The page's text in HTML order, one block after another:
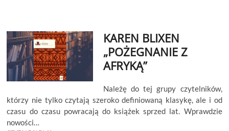
O
SUSAN
SONTAG”
KAREN BLIXEN
„POŻEGNANIE Z
AFRYKĄ”
Należę do tej grupy czytelników,
którzy nie tylko czytają szeroko definiowaną klasykę, ale i od
czasu do czasu powracają do książek sprzed lat. Wprawdzie
nowości…